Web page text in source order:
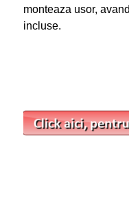
monteaza usor,
incluse.